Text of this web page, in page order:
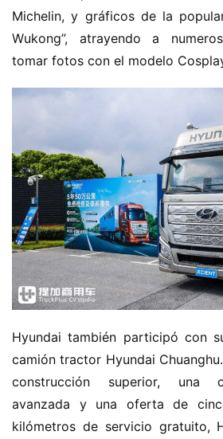
Michelin, y gráficos de la
Wukong”, atrayendo a
tomar fotos con el modelo
Hyundai también participó con
camión tractor Hyundai
construcción superior, una
avanzada y una oferta de
kilómetros de servicio gratuito,